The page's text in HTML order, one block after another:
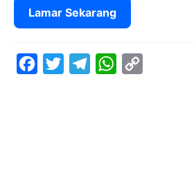
Lamar Sekarang
W